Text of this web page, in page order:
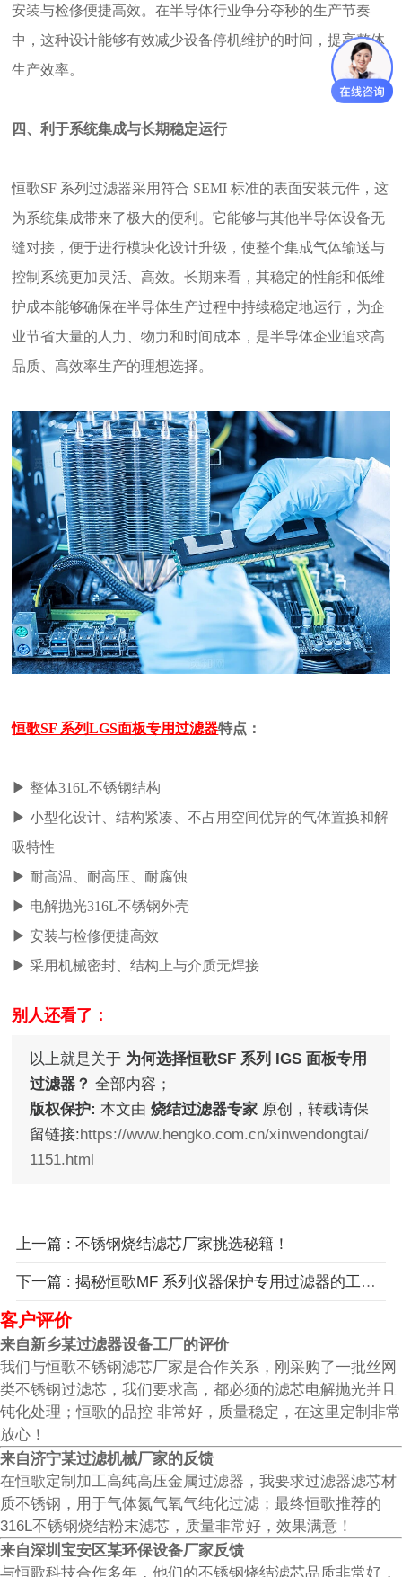
安装与检修便捷高效。在半导体行业争分夺秒的生产节奏
中，这种设计能够有效减少设备停机维护的时间，提高整体
生产效率。
四、利于系统集成与长期稳定运行
恒歌SF 系列过滤器采用符合 SEMI 标准的表面安装元件，这
为系统集成带来了极大的便利。它能够与其他半导体设备无
缝对接，便于进行模块化设计升级，使整个集成气体输送与
控制系统更加灵活、高效。长期来看，其稳定的性能和低维
护成本能够确保在半导体生产过程中持续稳定地运行，为企
业节省大量的人力、物力和时间成本，是半导体企业追求高
品质、高效率生产的理想选择。
恒歌SF 系列LGS面板专用过滤器特点：
▶ 整体316L不锈钢结构
▶ 小型化设计、结构紧凑、不占用空间优异的气体置换和解
吸特性
▶ 耐高温、耐高压、耐腐蚀
▶ 电解抛光316L不锈钢外壳
▶ 安装与检修便捷高效
▶ 采用机械密封、结构上与介质无焊接
别人还看了：
以上就是关于 为何选择恒歌SF 系列 IGS 面板专用
过滤器？ 全部内容；
版权保护:本文由烧结过滤器专家 原创，转载请保
留链接:https://www.hengko.com.cn/xinwendongtai/
1151.html
上一篇 : 不锈钢烧结滤芯厂家挑选秘籍！
下一篇 : 揭秘恒歌MF 系列仪器保护专用过滤器的工作原理及应用优势！
客户评价
来自新乡某过滤器设备工厂的评价
我们与恒歌不锈钢滤芯厂家是合作关系，刚采购了一批丝网
类不锈钢过滤芯，我们要求高，都必须的滤芯电解抛光并且
钝化处理；恒歌的品控 非常好，质量稳定，在这里定制非常
放心！
来自济宁某过滤机械厂家的反馈
在恒歌定制加工高纯高压金属过滤器，我要求过滤器滤芯材
质不锈钢，用于气体氮气氧气纯化过滤；最终恒歌推荐的
316L不锈钢烧结粉末滤芯，质量非常好，效果满意！
来自深圳宝安区某环保设备厂家反馈
与恒歌科技合作多年，他们的不锈钢烧结滤芯品质非常好，